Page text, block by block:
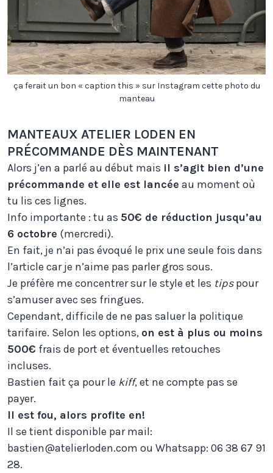
ça ferait un bon « caption this » sur Instagram cette photo du
manteau
MANTEAUX ATELIER LODEN EN
PRÉCOMMANDE DÈS MAINTENANT
Alors j’en a parlé au début mais il s’agit bien d’une
précommande et elle est lancée au moment où
tu lis ces lignes.
Info importante : tu as 50€ de réduction jusqu’au
6 octobre (mercredi).
En fait, je n’ai pas évoqué le prix une seule fois dans
l’article car je n’aime pas parler gros sous.
Je préfère me concentrer sur le style et les tipspour
s’amuser avec ses fringues.
Cependant, difficile de ne pas saluer la politique
tarifaire. Selon les options, on est à plus ou moins
500€ frais de port et éventuelles retouches
incluses.
Bastien fait ça pour le kiff, et ne compte pas se
payer.
Il est fou, alors profite en!
Il se tient disponible par mail:
bastien@atelierloden.com ou Whatsapp: 06 38 67 91
28.